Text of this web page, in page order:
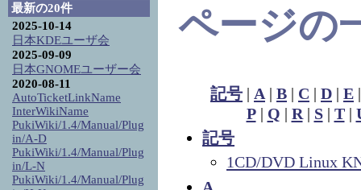
ページの
記号 | A | B | C | D | E
P| Q | R | S| T|
記号
1CD/DVD Linux
最新の20件
2025-10-14
日本KDEユーザ会
2025-09-09
日本GNOMEユーザー会
2020-08-11
AutoTicketLinkName
InterWikiName
PukiWiki/1.4/Manual/Plug
in/A-D
PukiWiki/1.4/Manual/Plug
in/L-N
PukiWiki/1.4/Manual/Plug